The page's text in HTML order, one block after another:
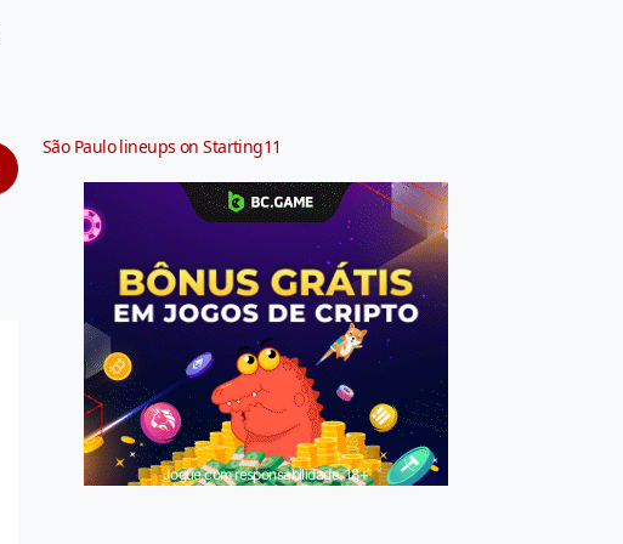
São Paulo lineups on Starting11
Jogue com responsabilidade. 18+